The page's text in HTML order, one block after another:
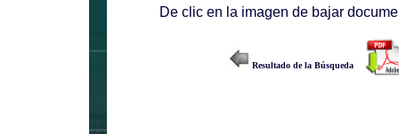
De clic en la imagen de bajar
Resultado de la Búsqueda